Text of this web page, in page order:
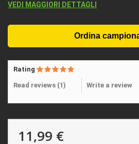
VEDI MAGGIORI DETTAGLI
Rating
Read reviews (1) Write a review
11,99 €